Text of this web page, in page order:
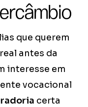
que querem
antes da
interesse em
vocacional
certa